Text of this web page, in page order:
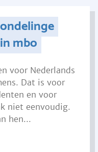
mbo
voor Nederlands
Dat is voor
en voor
niet eenvoudig.
hen...